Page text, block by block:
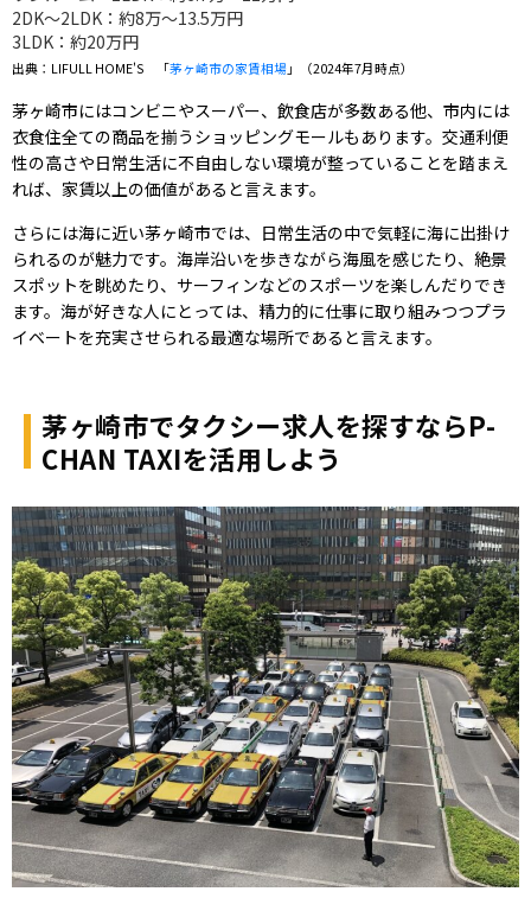
2DK～2LDK：約8万～13.5万円
3LDK：約20万円
出典：LIFULL HOME'S 「茅ヶ崎市の家賃相場 」（2024年7月時点）
茅ヶ崎市にはコンビニやスーパー、飲食店が多数ある他、市内には
衣食住全ての商品を揃うショッピングモールもあります。交通利便
性の高さや日常生活に不自由しない環境が整っていることを踏まえ
れば、家賃以上の価値があると言えます。
さらには海に近い茅ヶ崎市では、日常生活の中で気軽に海に出掛け
られるのが魅力です。海岸沿いを歩きながら海風を感じたり、絶景
スポットを眺めたり、サーフィンなどのスポーツを楽しんだりでき
ます。海が好きな人にとっては、精力的に仕事に取り組みつつプラ
イベートを充実させられる最適な場所であると言えます。
茅ヶ崎市でタクシー求人を探すならP-
CHAN TAXIを活用しよう